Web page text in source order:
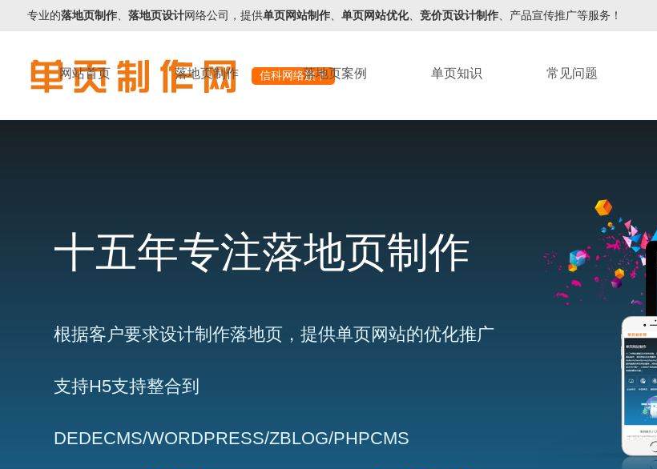
专业的落地页制作、 落地页设计网络公司，提供单页网站制作、 单页网站优化、 竞价页设计制作、产品宣传推广等服务！
信科网络旗下
网站首页 落地页制作 落地页案例 单页知识 常见问题
十五年专注落地页制作
根据客户要求设计制作落地页，提供单页网站的优化推广
支持H5支持整合到
DEDECMS/WORDPRESS/ZBLOG/PHPCMS